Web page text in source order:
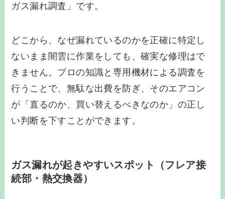
ガス漏れ調査」です。
どこから、なぜ漏れているのかを正確に特定し
ないまま闇雲に作業をしても、確実な修理はで
きません。プロの知識と専用機材による調査を
行うことで、無駄な出費を防ぎ、そのエアコン
が「直るのか、買い替えるべきなのか」の正し
い判断を下すことができます。
ガス漏れが起きやすいスポット（フレア接
続部・熱交換器）